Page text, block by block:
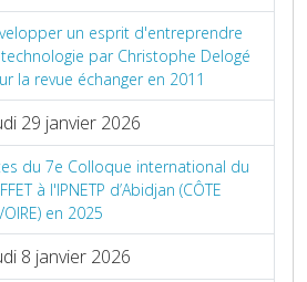
un esprit d'entreprendre
par Christophe Delogé
la revue échanger en 2011
29 janvier 2026
du 7e Colloque international du
à l'IPNETP d’Abidjan (CÔTE
en 2025
8 janvier 2026